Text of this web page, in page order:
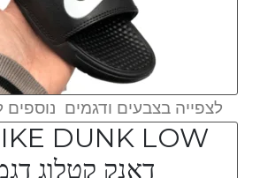
לצפייה בצבעים ודגמים
דאנק קטלוג